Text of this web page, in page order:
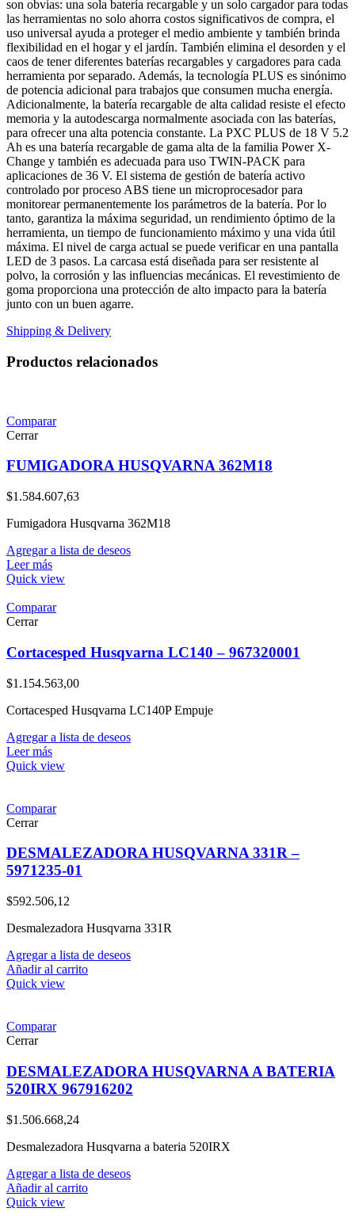
son obvias: una sola batería recargable y un solo cargador para todas
las herramientas no solo ahorra costos significativos de compra, el
uso universal ayuda a proteger el medio ambiente y también brinda
flexibilidad en el hogar y el jardín. También elimina el desorden y el
caos de tener diferentes baterías recargables y cargadores para cada
herramienta por separado. Además, la tecnología PLUS es sinónimo
de potencia adicional para trabajos que consumen mucha energía.
Adicionalmente, la batería recargable de alta calidad resiste el efecto
memoria y la autodescarga normalmente asociada con las baterías,
para ofrecer una alta potencia constante. La PXC PLUS de 18 V 5.2
Ah es una batería recargable de gama alta de la familia Power X-
Change y también es adecuada para uso TWIN-PACK para
aplicaciones de 36 V. El sistema de gestión de batería activo
controlado por proceso ABS tiene un microprocesador para
monitorear permanentemente los parámetros de la batería. Por lo
tanto, garantiza la máxima seguridad, un rendimiento óptimo de la
herramienta, un tiempo de funcionamiento máximo y una vida útil
máxima. El nivel de carga actual se puede verificar en una pantalla
LED de 3 pasos. La carcasa está diseñada para ser resistente al
polvo, la corrosión y las influencias mecánicas. El revestimiento de
goma proporciona una protección de alto impacto para la batería
junto con un buen agarre.
Shipping & Delivery
Productos relacionados
Comparar
Cerrar
FUMIGADORA HUSQVARNA 362M18
$1.584.607,63
Fumigadora Husqvarna 362M18
Agregar a lista de deseos
Leer más
Quick view
Comparar
Cerrar
Cortacesped Husqvarna LC140 – 967320001
$1.154.563,00
Cortacesped Husqvarna LC140P Empuje
Agregar a lista de deseos
Leer más
Quick view
Comparar
Cerrar
DESMALEZADORA HUSQVARNA 331R –
5971235-01
$592.506,12
Desmalezadora Husqvarna 331R
Agregar a lista de deseos
Añadir al carrito
Quick view
Comparar
Cerrar
DESMALEZADORA HUSQVARNA A BATERIA
520IRX 967916202
$1.506.668,24
Desmalezadora Husqvarna a bateria 520IRX
Agregar a lista de deseos
Añadir al carrito
Quick view